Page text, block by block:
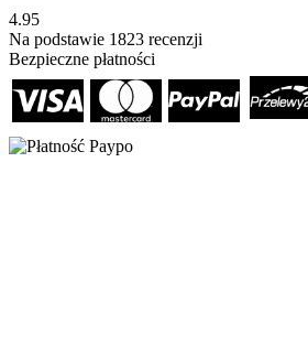
4.95
Na podstawie 1823 recenzji
Bezpieczne płatności